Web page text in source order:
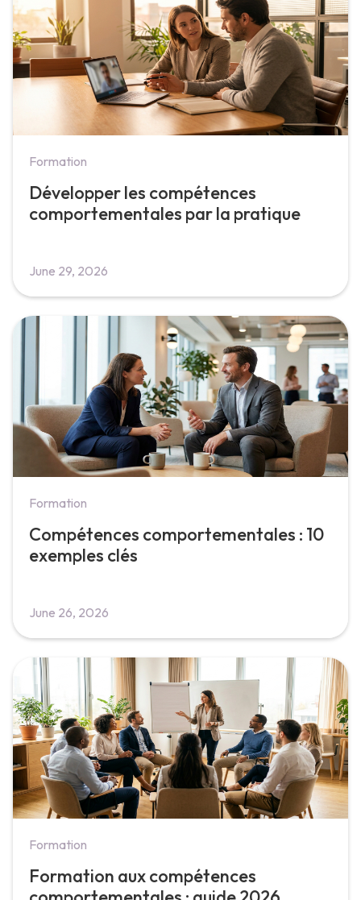
Formation
Développer les compétences
comportementales par la pratique
June 29, 2026
Formation
Compétences comportementales : 10
exemples clés
June 26, 2026
Formation
Formation aux compétences